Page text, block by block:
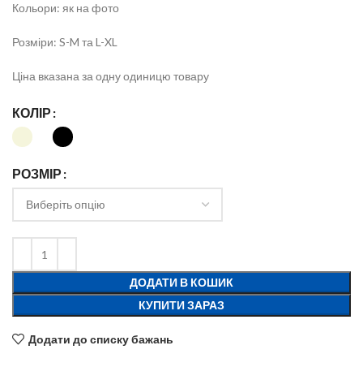
Кольори: як на фото
Розміри: S-M та L-XL
Ціна вказана за одну одиницю товару
КОЛІР
РОЗМІР
ДОДАТИ В КОШИК
КУПИТИ ЗАРАЗ
Додати до списку бажань